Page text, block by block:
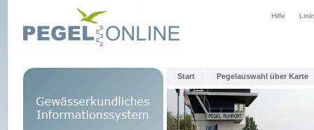
Hilfe
Start Pegelauswahl über Karte